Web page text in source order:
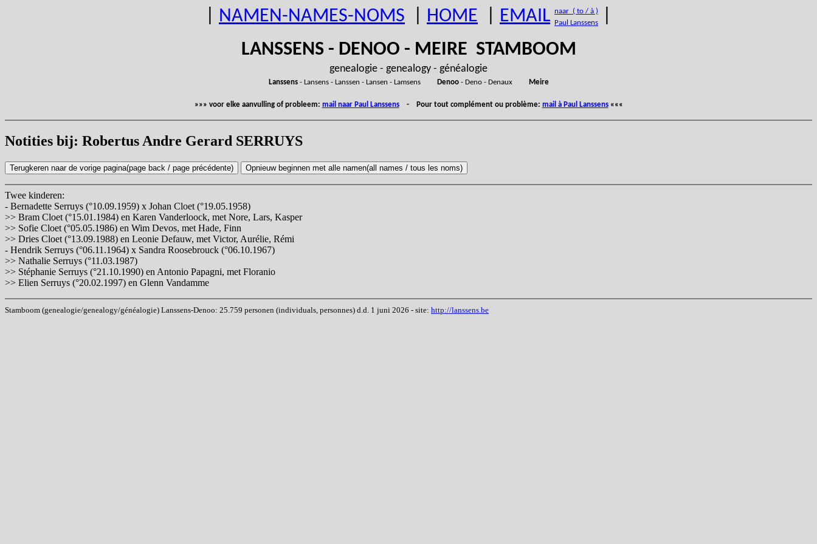
NAMEN-NAMES-NOMS HOME EMAIL naar ( to / à )
Paul Lanssens
LANSSENS - DENOO - MEIRE STAMBOOM
genealogie - genealogy - généalogie
Lanssens- Lansens - Lanssen - Lansen - Lamsens Denoo- Deno - Denaux Meire
»»» voor elke aanvulling of probleem: mail naar Paul Lanssens- Pour tout complément ou problème: mail à Paul Lanssens«««
Notities bij: Robertus Andre Gerard SERRUYS
Twee kinderen:
- Bernadette Serruys (°10.09.1959) x Johan Cloet (°19.05.1958)
>> Bram Cloet (°15.01.1984) en Karen Vanderloock, met Nore, Lars, Kasper
>> Sofie Cloet (°05.05.1986) en Wim Devos, met Hade, Finn
>> Dries Cloet (°13.09.1988) en Leonie Defauw, met Victor, Aurélie, Rémi
- Hendrik Serruys (°06.11.1964) x Sandra Roosebrouck (°06.10.1967)
>> Nathalie Serruys (°11.03.1987)
>> Stéphanie Serruys (°21.10.1990) en Antonio Papagni, met Floranio
>> Elien Serruys (°20.02.1997) en Glenn Vandamme
Stamboom (genealogie/genealogy/généalogie) Lanssens-Denoo: 25.759 personen (individuals, personnes) d.d. 1 juni 2026 - site: http://lanssens.be